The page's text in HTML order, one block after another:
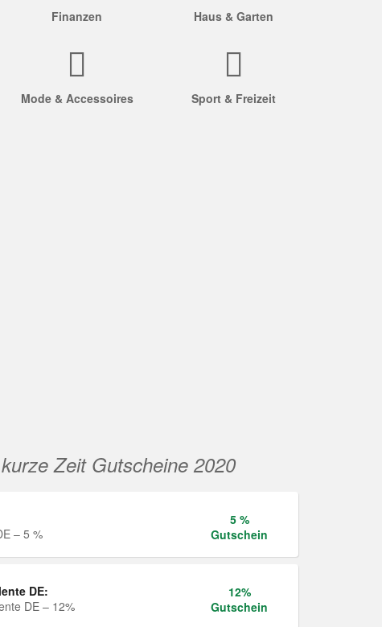
Finanzen Haus & Garten
Mode & Accessoires Sport & Freizeit
Zeit Gutscheine 2020
– 5 %
5 %
Gutschein
DE:
DE – 12%
12%
Gutschein